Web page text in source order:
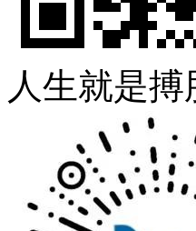
人生就是